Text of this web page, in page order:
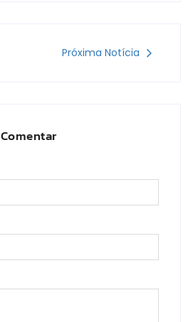
Próxima Notícia
Comentar